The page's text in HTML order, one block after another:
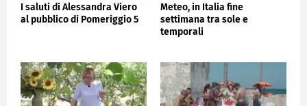
I saluti di Alessandra Viero
al pubblico di Pomeriggio 5
Meteo, in Italia fine
settimana tra sole e
temporali